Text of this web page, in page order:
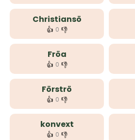
Christiansö
👍 0 👎
Fröa
👍 0 👎
Förströ
👍 0 👎
konvext
👍 0 👎